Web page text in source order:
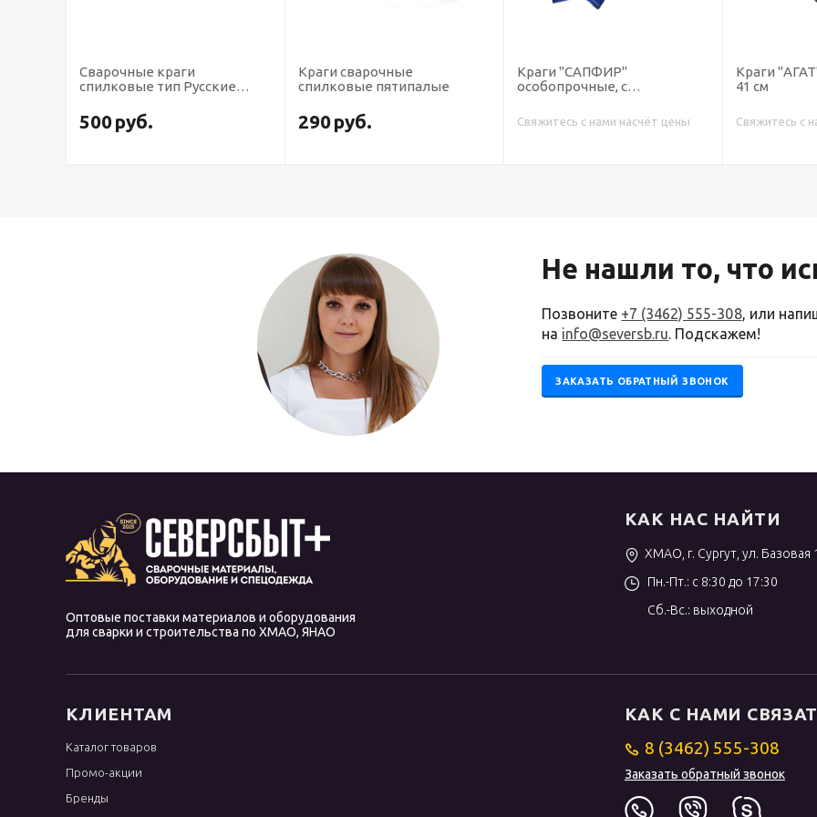
Краги сварочные
спилковые пятипалые
290руб.
Краги "САПФИР"
особопрочные, с
Свяжитесь с нами насчёт цены
Краги "АГАТ", с подкладкой,
41 см
Свяжитесь с нами насчёт цены
Краги
Свяжитесь с
Не нашли то, что
Позвоните +7 (3462) 555-308, или
на info@seversb.ru. Подскажем!
ЗАКАЗАТЬ ОБРАТНЫЙ ЗВОНОК
Оптовые поставки материалов и оборудования
для сварки и строительства по ХМАО, ЯНАО
КАК НАС НАЙТИ
ХМАО, г. Сургут, ул. Базовая
Пн.-Пт.: с 8:30 до 17:30
Сб.-Вс.: выходной
КЛИЕНТАМ
Каталог товаров
Промо-акции
Бренды
КАК С НАМИ
8 (3462) 555-308
Заказать обратный звонок